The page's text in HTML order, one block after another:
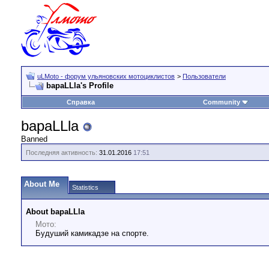
uLMoto - форум ульяновских мотоциклистов > Пользователи
bapaLLla's Profile
Справка
Community
bapaLLla
Banned
Последняя активность: 31.01.2016 17:51
About Me Statistics
About bapaLLla
Мото:
Будуший камикадзе на спорте.